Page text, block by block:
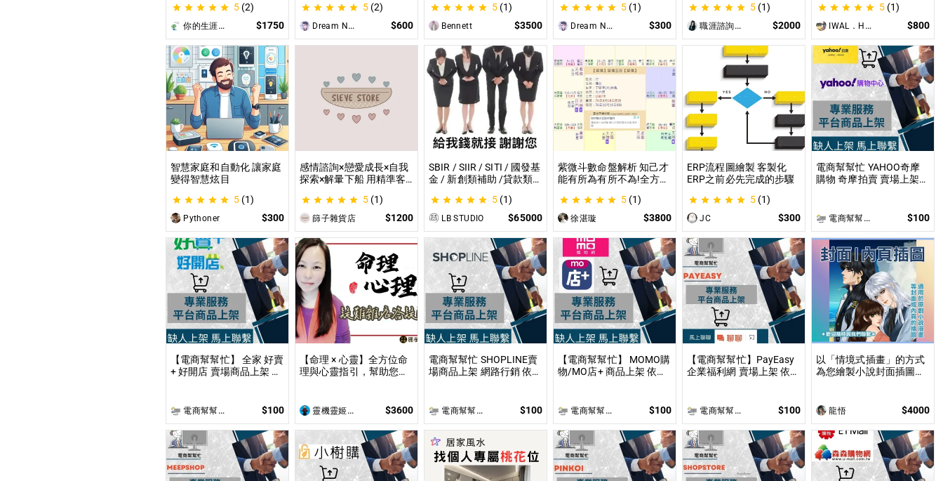
索&職涯諮詢 | 🌳心理所碩
士 生涯諮詢師 Angel 為你
服務😊
5 (2)
你的生涯導航諮詢師Angel $1750
喚（單人團）！ 這是一個
為想體驗桌上型角色扮演
遊戲（TRPG）的玩家所
開設的體驗項目。
5 (2)
Dream Night Butterfly $600
從生態系選擇到設備挑
選，專家在線解答，輕鬆
打造理想的智慧生活
5 (1)
Bennett $3500
理吧！ 這是為使用
CCFOLIA的TRPG主持人
（GM）們所開設的項
目，主要是為了讓主持人
能少準備一些東西。
5 (1)
Dream Night Butterfly $300
學、目標職缺討論
5 (1)
職涯諮詢師 阿紫 $2000
只占卜，更解決問題｜曼
陀羅禪卡情緒解析，打破
人生卡關循環
5 (1)
IWAL．HANI $800
智慧家庭和自動化 讓家庭
變得智慧炫目
5 (1)
Pythoner $300
感情諮詢×戀愛成長×自我
探索×解暈下船 用精準客
｜給予最真實的建議
5 (1)
篩子雜貨店 $1200
SBIR / SIIR / SITI / 國發基
金 / 新創類補助 /貸款類
SIIR / SITI / 國發基金 / 新
創類補助 /貸款類計畫等
企劃書撰寫
5 (1)
LB STUDIO $65000
紫微斗數命盤解析 知己才
能有所為有所不為!全方位
5 (1)
徐湛璇 $3800
ERP流程圖繪製 客製化
ERP之前必先完成的步驟
5 (1)
JC $300
電商幫幫忙 YAHOO奇摩
購物 奇摩拍賣 賣場上架
電商幫幫忙(電商平台代營運/電商上架/運營策略/網路行銷) $100
【電商幫幫忙】 全家 好賣
+ 好開店 賣場商品上架 依
電商幫幫忙(電商平台代營運/電商上架/運營策略/網路行銷) $100
【命理 × 心靈】全方位命
理與心靈指引，幫助您達
限於命理解讀，還涉及心
理、靈性的整合
靈機靈姬傳統文化學院 $3600
電商幫幫忙 SHOPLINE賣
場商品上架 網路行銷 依照
電商幫幫忙(電商平台代營運/電商上架/運營策略/網路行銷) $100
【電商幫幫忙】 MOMO購
物/MO店+ 商品上架 依照
電商幫幫忙(電商平台代營運/電商上架/運營策略/網路行銷) $100
【電商幫幫忙】PayEasy
企業福利網 賣場上架 依照
電商幫幫忙(電商平台代營運/電商上架/運營策略/網路行銷) $100
以「情境式插畫」的方式
為您繪製小說封面插圖或
畫法」繪製小說、漫畫封
面或彩色內頁插圖！
龍悟 $4000